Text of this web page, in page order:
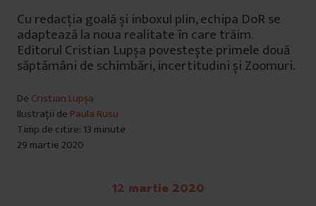
Cu redacția goală și inboxul plin, echipa DoR se
adaptează la noua realitate în care trăim.
Editorul Cristian Lupșa povestește primele două
săptămâni de schimbări, incertitudini și Zoomuri.
De Cristian Lupșa
Ilustrații de Paula Rusu
Timp de citire: 13 minute
29 martie 2020
12 martie 2020